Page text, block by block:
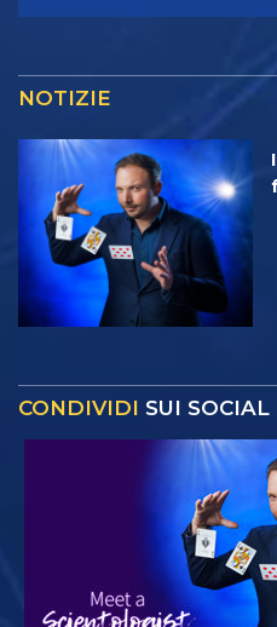
NOTIZIE
CONDIVIDI SUI SOCIAL